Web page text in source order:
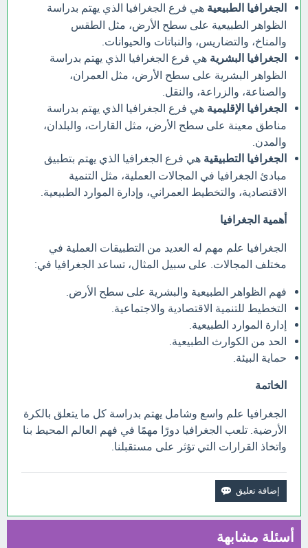
الجغرافيا الطبيعية هي فرع الجغرافيا الذي يهتم بدراسة
الظواهر الطبيعية على سطح الأرض، مثل الطقس
والمناخ، والتضاريس، والنباتات والحيوانات.
الجغرافيا البشرية هي فرع الجغرافيا الذي يهتم بدراسة
الظواهر البشرية على سطح الأرض، مثل العمران،
والصناعة، والزراعة، والنقل.
الجغرافيا الإقليمية هي فرع الجغرافيا الذي يهتم بدراسة
مناطق معينة على سطح الأرض، مثل القارات، والبلدان،
والمدن.
الجغرافيا التطبيقية هي فرع الجغرافيا الذي يهتم بتطبيق
مبادئ الجغرافيا في المجالات العملية، مثل التنمية
الاقتصادية، والتخطيط العمراني، وإدارة الموارد الطبيعية.
أهمية الجغرافيا
الجغرافيا علم مهم له العديد من التطبيقات العملية في
مختلف المجالات. على سبيل المثال، تساعد الجغرافيا في:
فهم الظواهر الطبيعية والبشرية على سطح الأرض.
التخطيط للتنمية الاقتصادية والاجتماعية.
إدارة الموارد الطبيعية.
الحد من الكوارث الطبيعية.
حماية البيئة.
الخاتمة
الجغرافيا علم واسع وشامل يهتم بدراسة كل ما يتعلق بالكرة
الأرضية. تلعب الجغرافيا دورًا مهمًا في فهم العالم المحيط بنا
واتخاذ القرارات التي تؤثر على مستقبلنا.
أسئلة مشابهة